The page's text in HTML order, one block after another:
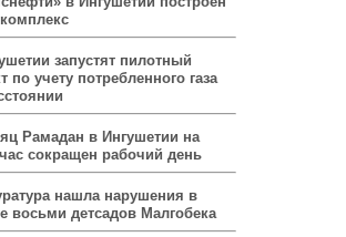
запустят пилотный
по учету потребленного газа
Рамадан в Ингушетии на
сокращен рабочий день
нашла нарушения в
восьми детсадов Малгобека